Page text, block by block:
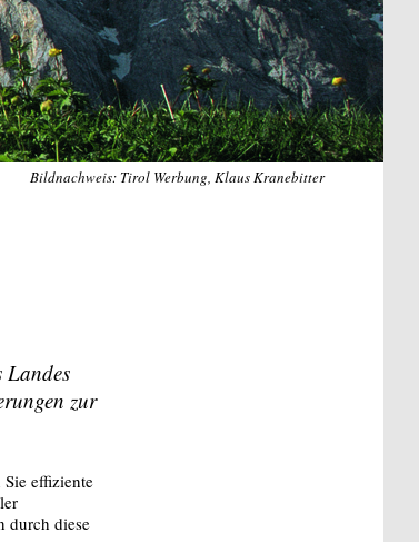
Bildnachweis: Tirol Werbung, Klaus Kranebitter
zur
effiziente
durch diese